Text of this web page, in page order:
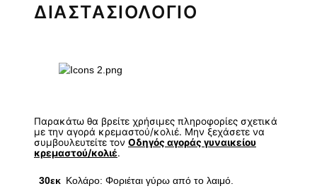
ΔΙΑΣΤΑΣΙΟΛΟΓΙΟ
Παρακάτω θα βρείτε χρήσιμες πληροφορίες σχετικά
με την αγορά κρεμαστού/κολιέ. Μην ξεχάσετε να
συμβουλευτείτε τον Οδηγός αγοράς γυναικείου
κρεμαστού/κολιέ.
30εκ Κολάρο: Φοριέται γύρω από το λαιμό.